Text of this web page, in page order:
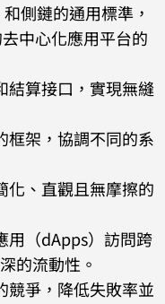
側鏈的通用標準，
中心化應用平台的
結算接口，實現無縫
框架，協調不同的系
化、直觀且無摩擦的
用（dApps）訪問跨
的流動性。
競爭，降低失敗率並